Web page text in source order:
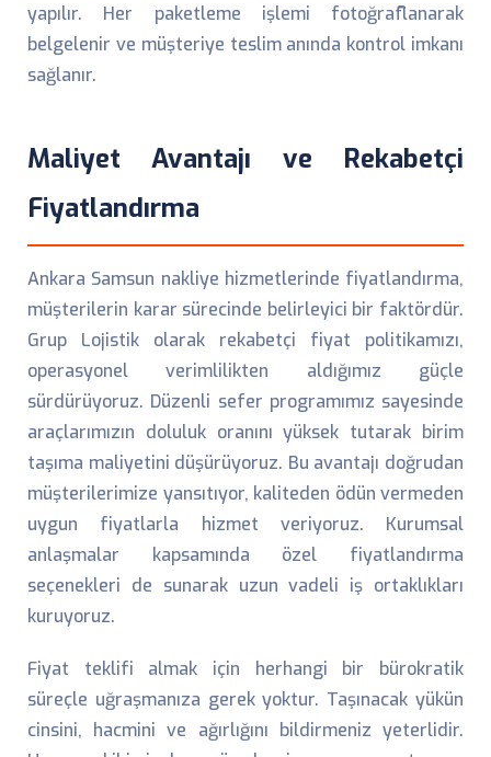
yapılır. Her paketleme işlemi fotoğraflanarak
belgelenir ve müşteriye teslim anında kontrol imkanı
sağlanır.
Maliyet Avantajı ve Rekabetçi
Fiyatlandırma
Ankara Samsun nakliye hizmetlerinde fiyatlandırma,
müşterilerin karar sürecinde belirleyici bir faktördür.
Grup Lojistik olarak rekabetçi fiyat politikamızı,
operasyonel verimlilikten aldığımız güçle
sürdürüyoruz. Düzenli sefer programımız sayesinde
araçlarımızın doluluk oranını yüksek tutarak birim
taşıma maliyetini düşürüyoruz. Bu avantajı doğrudan
müşterilerimize yansıtıyor, kaliteden ödün vermeden
uygun fiyatlarla hizmet veriyoruz. Kurumsal
anlaşmalar kapsamında özel fiyatlandırma
seçenekleri de sunarak uzun vadeli iş ortaklıkları
kuruyoruz.
Fiyat teklifi almak için herhangi bir bürokratik
süreçle uğraşmanıza gerek yoktur. Taşınacak yükün
cinsini, hacmini ve ağırlığını bildirmeniz yeterlidir.